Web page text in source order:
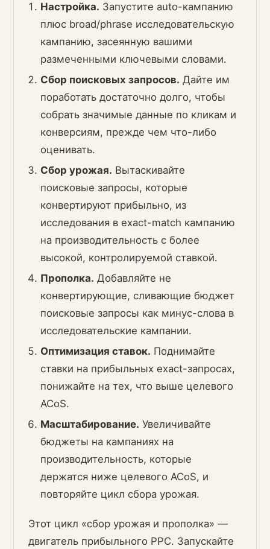
Настройка. Запустите auto-кампанию
плюс broad/phrase исследовательскую
кампанию, засеянную вашими
размеченными ключевыми словами.
Сбор поисковых запросов. Дайте им
поработать достаточно долго, чтобы
собрать значимые данные по кликам и
конверсиям, прежде чем что-либо
оценивать.
Сбор урожая. Вытаскивайте
поисковые запросы, которые
конвертируют прибыльно, из
исследования в exact-match кампанию
на производительность с более
высокой, контролируемой ставкой.
Прополка. Добавляйте не
конвертирующие, сливающие бюджет
поисковые запросы как минус-слова в
исследовательские кампании.
Оптимизация ставок. Поднимайте
ставки на прибыльных exact-запросах,
понижайте на тех, что выше целевого
ACoS.
Масштабирование. Увеличивайте
бюджеты на кампаниях на
производительность, которые
держатся ниже целевого ACoS, и
повторяйте цикл сбора урожая.
Этот цикл «сбор урожая и прополка» —
двигатель прибыльного PPC. Запускайте